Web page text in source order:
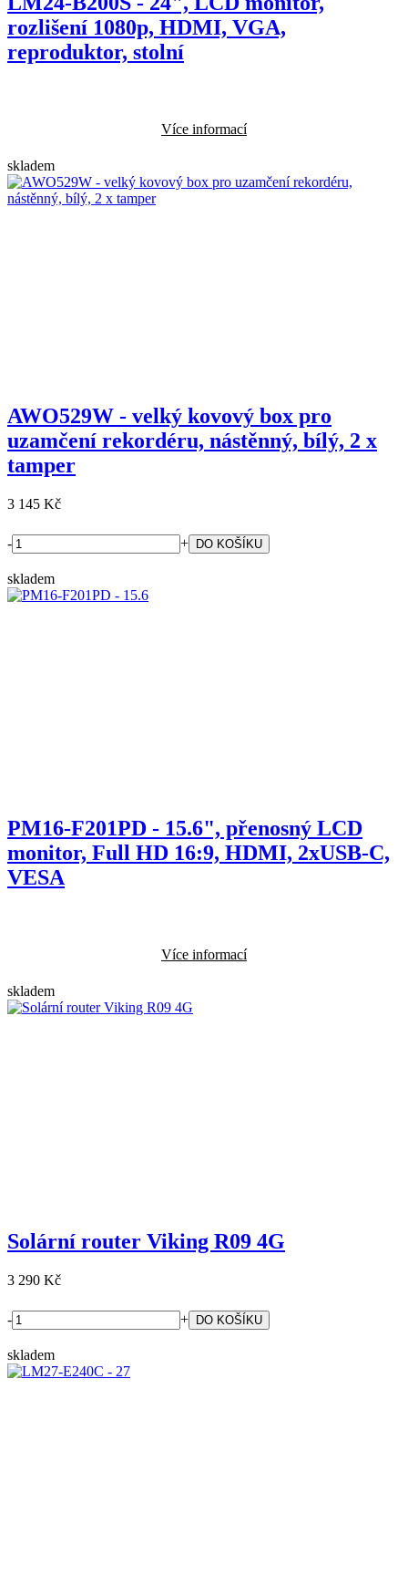
rozlišení 1080p, HDMI, VGA,
reproduktor, stolní
Více informací
skladem
AWO529W - velký kovový box pro
uzamčení rekordéru, nástěnný, bílý, 2 x
tamper
3 145 Kč
- +
skladem
PM16-F201PD - 15.6", přenosný LCD
monitor, Full HD 16:9, HDMI, 2xUSB-C,
VESA
Více informací
skladem
Solární router Viking R09 4G
3 290 Kč
- +
skladem